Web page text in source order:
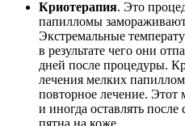
Криотерапия. Это
папилломы
Экстремальные
в результате чего они
дней после процедуры.
лечения мелких
повторное лечение.
и иногда оставлять